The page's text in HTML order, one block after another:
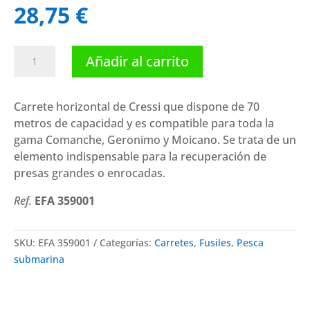
28,75 €
carrete
Comanche/Geronimo/Moicano
cantidad
Añadir al carrito
Carrete horizontal de Cressi que dispone de 70
metros de capacidad y es compatible para toda la
gama Comanche, Geronimo y Moicano. Se trata de un
elemento indispensable para la recuperación de
presas grandes o enrocadas.
Ref. EFA 359001
SKU: EFA 359001 Categorías: Carretes, Fusiles, Pesca
submarina